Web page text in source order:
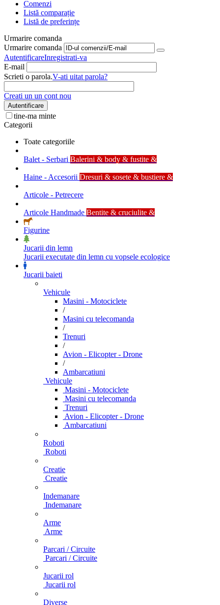
Comenzi
Listă comparație
Listă de preferințe
Urmarire comanda
Urmarire comanda
AutentificareInregistrati-va
E-mail
Scrieti o parola.V-ati uitat parola?
Creati un un cont nou
Autentificare
tine-ma minte
Categorii
Toate categoriile
Balet - Serbari Balerini & body & fustite &
Haine - Accesorii Dresuri & sosete & bustiere &
Articole - Petrecere
Articole Handmade Bentite & cruciulite &
Figurine
Jucarii din lemn
Jucarii executate din lemn cu vopsele ecologice
Jucarii baieti
Vehicule
Masini - Motociclete
/
Masini cu telecomanda
/
Trenuri
/
Avion - Elicopter - Drone
/
Ambarcatiuni
Vehicule
Masini - Motociclete
Masini cu telecomanda
Trenuri
Avion - Elicopter - Drone
Ambarcatiuni
Roboti
Roboti
Creatie
Creatie
Indemanare
Indemanare
Arme
Arme
Parcari / Circuite
Parcari / Circuite
Jucarii rol
Jucarii rol
Diverse